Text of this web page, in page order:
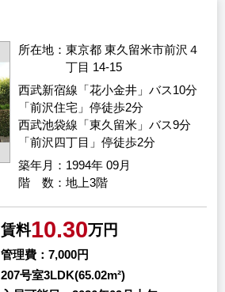
所在地
東京都 東久留米市前沢４
丁目 14-15
築年月 1994年 09月
西武新宿線「花小金井」バス10分
「前沢住宅」停徒歩2分
西武池袋線「東久留米」バス9分
「前沢四丁目」停徒歩2分
階 数 地上3階
賃料10.30万円
管理費
7,000円
207号室3LDK(65.02m²)